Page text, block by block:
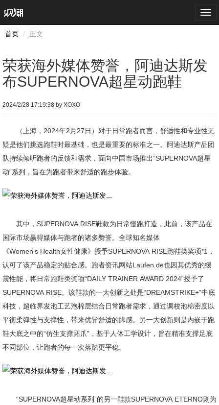
首页
正文
荣获海外媒体赞誉，阿迪达斯发
布SUPERNOVA超星动跑鞋
2024/2/28 17:19:38 by XOXO
（上海，2024年2月27日）对于日常跑者而言，舒适性和专业性无
疑是他们挑选跑鞋时最基础，也是最重要的标准之一。阿迪达斯产品团
队持续倾听跑者的反馈和需求，面向中国市场推出“SUPERNOVA超星
动”系列，旨在为跑者带来舒适的跑步体验。
其中，SUPERNOVA RISE鞋款为日常慢跑打造，此前，该产品在
国际市场赢得媒体与跑者的诸多赞誉。全球知名媒体
《Women’s Health女性健康》授予SUPERNOVA RISE跑鞋类奖项*1，
认可了该产品稳定的贴合感。跑者资讯网站Laufen.de也因其优秀的缓
震性能，将日常跑鞋类奖项“DAILY TRAINER AWARD 2024”授予了
SUPERNOVA RISE。该鞋款的一大创新之处是“DREAMSTRIKE+”中底
科技，超临界发泡工艺泡棉层结合日常跑者需求，通过调校泡棉密度以
平衡柔弹性与支撑性，带来优异舒适的脚感。另一大创新则是内嵌于跑
鞋大底之中的“仿生支撑跖爪”，基于人体工学设计，旨在精准支撑足底
不同部位，让跑者的每一次落踏更平稳。
“SUPERNOVA超星动系列”的另一鞋款SUPERNOVA ETERNO则为